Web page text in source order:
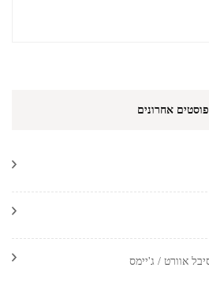
פוסטים אחרונים